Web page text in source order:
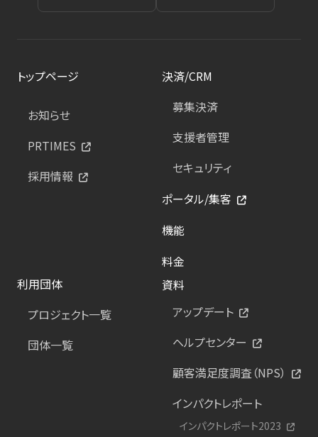
トップページ
お知らせ
PRTIMES
採用情報
決済/CRM
募集決済
支援者管理
セキュリティ
ポータル/集客
機能
料金
利用団体
プロジェクト一覧
団体一覧
資料
アップデート
ヘルプセンター
顧客満足度調査（NPS）
インパクトレポート
インパクトレポート2023